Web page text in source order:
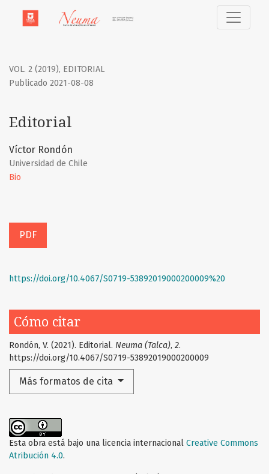
VOL. 2 (2019), EDITORIAL
Editorial
Publicado 2021-08-08
Víctor Rondón
Universidad de Chile
Bio
PDF
Cómo citar
Rondón, V. (2021). Editorial. Neuma (Talca), 2.
https://doi.org/10.4067/S0719-53892019000200009
Más formatos de cita
https://doi.org/10.4067/S0719-53892019000200009%20
Esta obra está bajo una licencia internacional Creative Commons
Atribución 4.0.